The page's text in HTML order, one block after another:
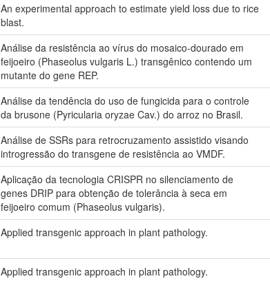
An experimental approach to estimate yield loss due to rice
blast.
Análise da resistência ao vírus do mosaico-dourado em
feijoeiro (Phaseolus vulgaris L.) transgênico contendo um
mutante do gene REP.
Análise da tendência do uso de fungicida para o controle
da brusone (Pyricularia oryzae Cav.) do arroz no Brasil.
Análise de SSRs para retrocruzamento assistido visando
introgressão do transgene de resistência ao VMDF.
Aplicação da tecnologia CRISPR no silenciamento de
genes DRIP para obtenção de tolerância à seca em
feijoeiro comum (Phaseolus vulgaris).
Applied transgenic approach in plant pathology.
Applied transgenic approach in plant pathology.